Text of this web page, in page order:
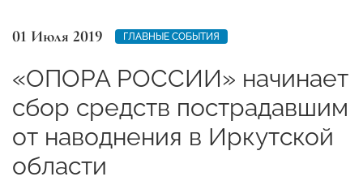
01 Июля 2019 ГЛАВНЫЕ СОБЫТИЯ
«ОПОРА РОССИИ» начинает
сбор средств пострадавшим
от наводнения в Иркутской
области